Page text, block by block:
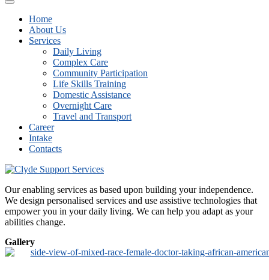
Home
About Us
Services
Daily Living
Complex Care
Community Participation
Life Skills Training
Domestic Assistance
Overnight Care
Travel and Transport
Career
Intake
Contacts
Our enabling services as based upon building your independence.
We design personalised services and use assistive technologies that
empower you in your daily living. We can help you adapt as your
abilities change.
Gallery